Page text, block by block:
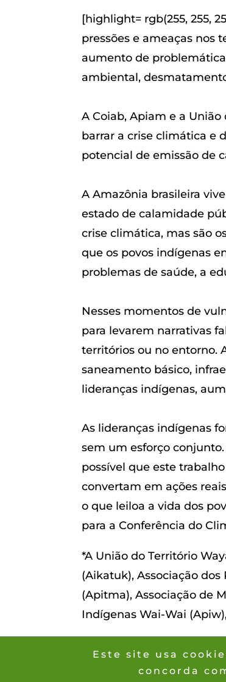
[highlight= rgb(255, 255,
pressões e ameaças nos
aumento de
ambiental,
A Coiab, Apiam e a
barrar a crise climática e
potencial de emissão de
A Amazônia brasileira
estado de calamidade
crise climática, mas são
que os povos indígenas
problemas de saúde, a
Nesses momentos de
para levarem narrativas
territórios ou no entorno.
saneamento básico,
lideranças indígenas,
As lideranças indígenas
sem um esforço
possível que este
convertam em ações
o que leiloa a vida dos
para a Conferência do
*A União do Território
(Aikatuk), Associação
(Apitma), Associação de
Indígenas Wai-Wai
Este site usa
concorda